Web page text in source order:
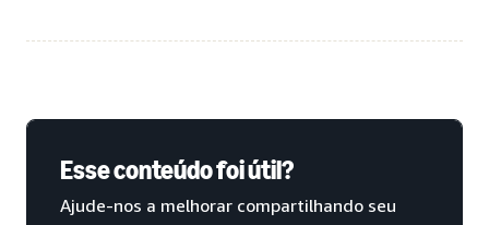
Esse conteúdo foi útil?
Ajude-nos a melhorar compartilhando seu